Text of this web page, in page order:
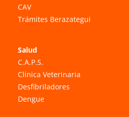
CAV
Trámites Berazategui
Salud
C.A.P.S.
Clínica Veterinaria
Desfibriladores
Dengue